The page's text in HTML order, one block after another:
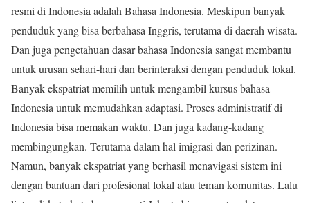
resmi di Indonesia adalah Bahasa Indonesia. Meskipun banyak
penduduk yang bisa berbahasa Inggris, terutama di daerah wisata.
Dan juga pengetahuan dasar bahasa Indonesia sangat membantu
untuk urusan sehari-hari dan berinteraksi dengan penduduk lokal.
Banyak ekspatriat memilih untuk mengambil kursus bahasa
Indonesia untuk memudahkan adaptasi. Proses administratif di
Indonesia bisa memakan waktu. Dan juga kadang-kadang
membingungkan. Terutama dalam hal imigrasi dan perizinan.
Namun, banyak ekspatriat yang berhasil menavigasi sistem ini
dengan bantuan dari profesional lokal atau teman komunitas. Lalu